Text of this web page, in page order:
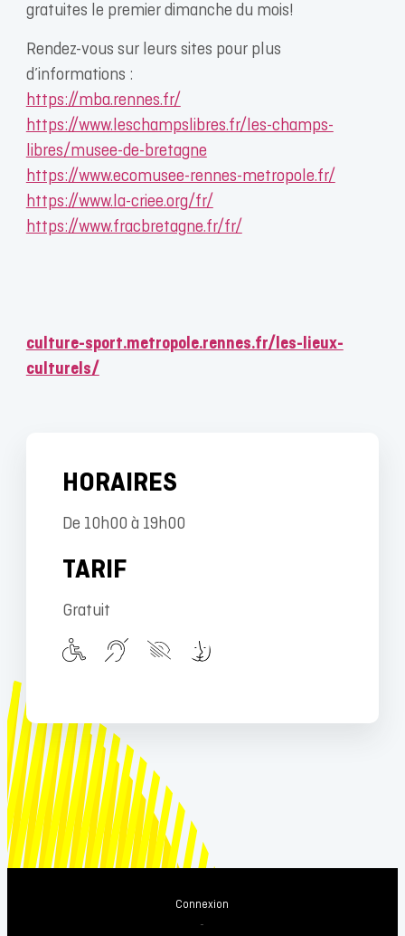
gratuites le premier dimanche du mois!
Rendez-vous sur leurs sites pour plus
d’informations :
https://mba.rennes.fr/
https://www.leschampslibres.fr/les-champs-
libres/musee-de-bretagne
https://www.ecomusee-rennes-metropole.fr/
https://www.la-criee.org/fr/
https://www.fracbretagne.fr/fr/
culture-sport.metropole.rennes.fr/les-lieux-
culturels/
HORAIRES
De 10h00 à 19h00
TARIF
Gratuit
Connexion
-